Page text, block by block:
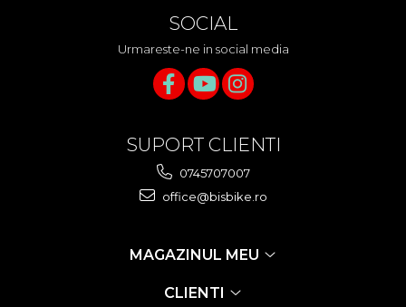
SOCIAL
Urmareste-ne in social media
SUPORT CLIENTI
0745707007
office@bisbike.ro
MAGAZINUL MEU
CLIENTI